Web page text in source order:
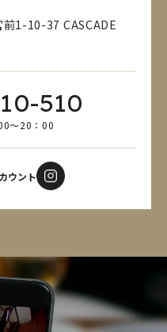
1-10-37 CASCADE
510
～20：00
ウント